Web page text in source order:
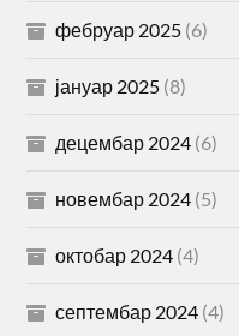
фебруар 2025 (6)
јануар 2025 (8)
децембар 2024 (6)
новембар 2024 (5)
октобар 2024 (4)
септембар 2024 (4)